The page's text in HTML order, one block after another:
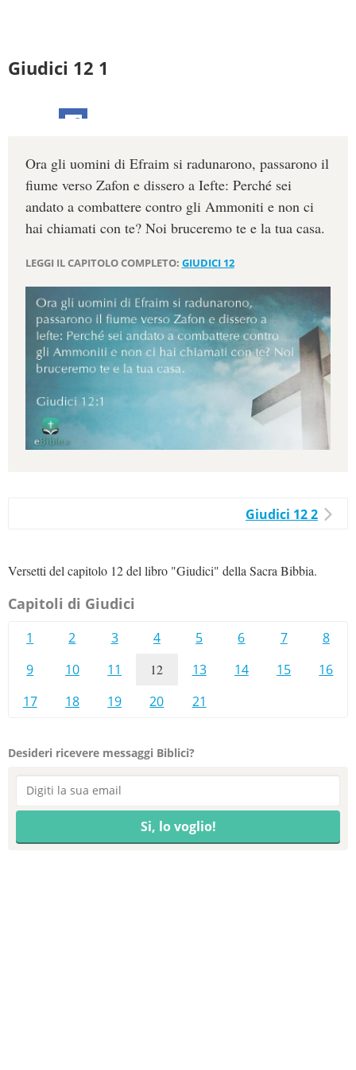
Giudici 12 1
Ora gli uomini di Efraim si radunarono, passarono il
fiume verso Zafon e dissero a Iefte: Perché sei
andato a combattere contro gli Ammoniti e non ci
hai chiamati con te? Noi bruceremo te e la tua casa.
LEGGI IL CAPITOLO COMPLETO: GIUDICI 12
Giudici 12 2
Versetti del capitolo 12 del libro "Giudici" della Sacra Bibbia.
Capitoli di Giudici
1 2 3 4 5 6 7
8
9
10 11 12 13 14 15
16
17
18 19 20 21
Desideri ricevere messaggi Biblici?